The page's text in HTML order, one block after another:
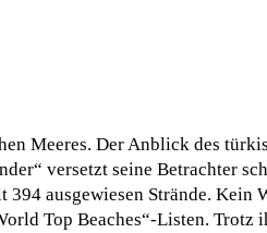
Meeres. Der Anblick des
versetzt seine Betrachter
ausgewiesen Strände. Kein
Top Beaches“-Listen. Trotz